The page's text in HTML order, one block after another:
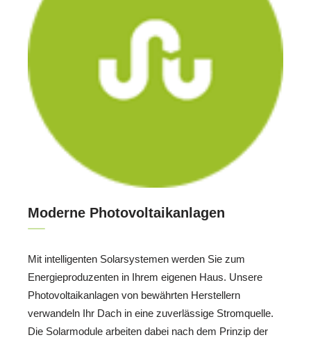
Moderne Photovoltaikanlagen
Mit intelligenten Solarsystemen werden Sie zum
Energieproduzenten in Ihrem eigenen Haus. Unsere
Photovoltaikanlagen von bewährten Herstellern
verwandeln Ihr Dach in eine zuverlässige Stromquelle.
Die Solarmodule arbeiten dabei nach dem Prinzip der